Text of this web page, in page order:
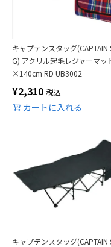
キャプテンスタッグ(CAPTAIN
G) アクリル起毛レジャーマッ
×140cm RD UB3002
¥2,310 税込
カートに入れる
キャプテンスタッグ(CAPTAIN